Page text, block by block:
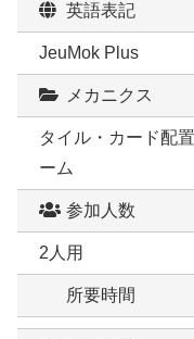
英語表記
JeuMok Plus
メカニクス
タイル・カード配
ーム
参加人数
2人用
所要時間